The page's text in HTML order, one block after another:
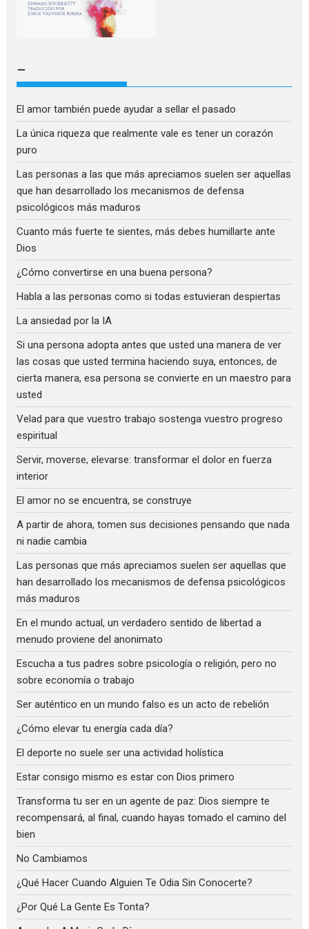
–
El amor también puede ayudar a sellar el pasado
La única riqueza que realmente vale es tener un corazón
puro
Las personas a las que más apreciamos suelen ser aquellas
que han desarrollado los mecanismos de defensa
psicológicos más maduros
Cuanto más fuerte te sientes, más debes humillarte ante
Dios
¿Cómo convertirse en una buena persona?
Habla a las personas como si todas estuvieran despiertas
La ansiedad por la IA
Si una persona adopta antes que usted una manera de ver
las cosas que usted termina haciendo suya, entonces, de
cierta manera, esa persona se convierte en un maestro para
usted
Velad para que vuestro trabajo sostenga vuestro progreso
espiritual
Servir, moverse, elevarse: transformar el dolor en fuerza
interior
El amor no se encuentra, se construye
A partir de ahora, tomen sus decisiones pensando que nada
ni nadie cambia
Las personas que más apreciamos suelen ser aquellas que
han desarrollado los mecanismos de defensa psicológicos
más maduros
En el mundo actual, un verdadero sentido de libertad a
menudo proviene del anonimato
Escucha a tus padres sobre psicología o religión, pero no
sobre economía o trabajo
Ser auténtico en un mundo falso es un acto de rebelión
¿Cómo elevar tu energía cada día?
El deporte no suele ser una actividad holística
Estar consigo mismo es estar con Dios primero
Transforma tu ser en un agente de paz: Dios siempre te
recompensará, al final, cuando hayas tomado el camino del
bien
No Cambiamos
¿Qué Hacer Cuando Alguien Te Odia Sin Conocerte?
¿Por Qué La Gente Es Tonta?